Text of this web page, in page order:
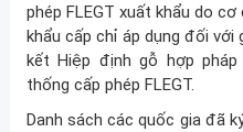
phép FLEGT xuất khẩu do
khẩu cấp chỉ áp dụng đối
kết Hiệp định gỗ hợp
thống cấp phép FLEGT.
Danh sách các quốc gia đã